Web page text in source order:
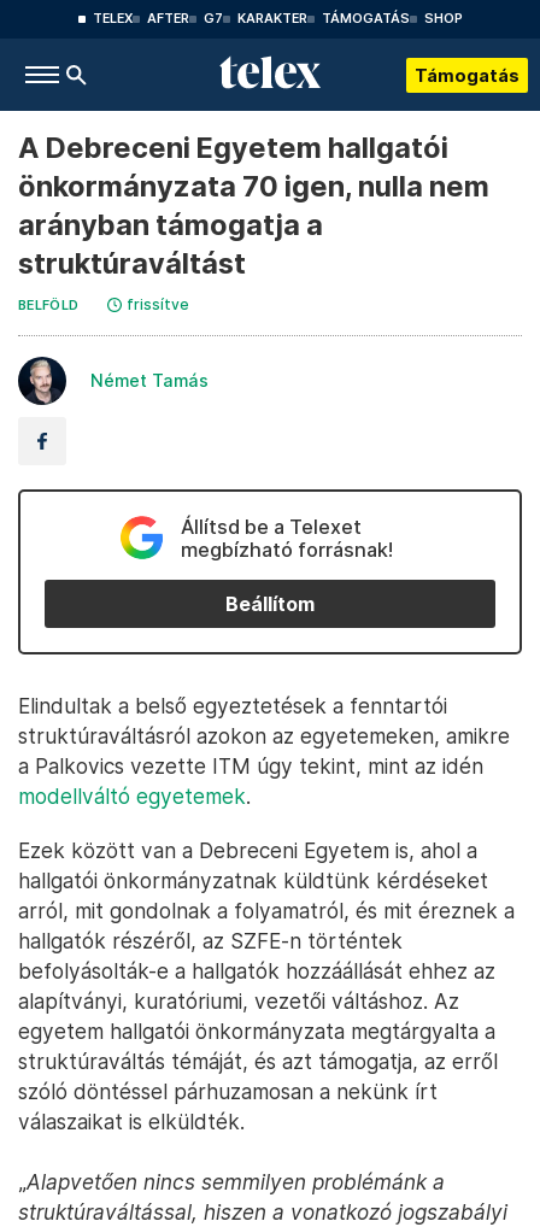
TELEX AFTER G7 KARAKTER TÁMOGATÁS SHOP
Támogatás
A Debreceni Egyetem hallgatói
önkormányzata 70 igen, nulla nem
arányban támogatja a
struktúraváltást
BELFÖLD frissítve
Német Tamás
Állítsd be a Telexet
megbízható forrásnak!
Beállítom
Elindultak a belső egyeztetések a fenntartói
struktúraváltásról azokon az egyetemeken, amikre
a Palkovics vezette ITM úgy tekint, mint az idén
modellváltó egyetemek.
Ezek között van a Debreceni Egyetem is, ahol a
hallgatói önkormányzatnak küldtünk kérdéseket
arról, mit gondolnak a folyamatról, és mit éreznek a
hallgatók részéről, az SZFE-n történtek
befolyásolták-e a hallgatók hozzáállását ehhez az
alapítványi, kuratóriumi, vezetői váltáshoz. Az
egyetem hallgatói önkormányzata megtárgyalta a
struktúraváltás témáját, és azt támogatja, az erről
szóló döntéssel párhuzamosan a nekünk írt
válaszaikat is elküldték.
„Alapvetően nincs semmilyen problémánk a
struktúraváltással, hiszen a vonatkozó jogszabályi